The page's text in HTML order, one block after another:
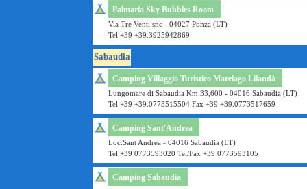
Palmaria Sky Bubbles Room
Via Tre Venti snc - 04027 Ponza (LT)
Tel +39 +39.3925942869
Sabaudia
Camping Villaggio Turistico Marelago Lilandà
Lungomare di Sabaudia Km 33,600 - 04016 Sabaudia (LT)
Tel +39 +39.0773515504 Fax +39 +39.0773517659
Camping Sant'Andrea
Loc.Sant Andrea - 04016 Sabaudia (LT)
Tel +39 0773593020 Tel/Fax +39 0773593105
Camping Sabaudia